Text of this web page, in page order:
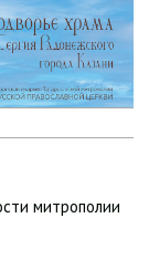
митрополии